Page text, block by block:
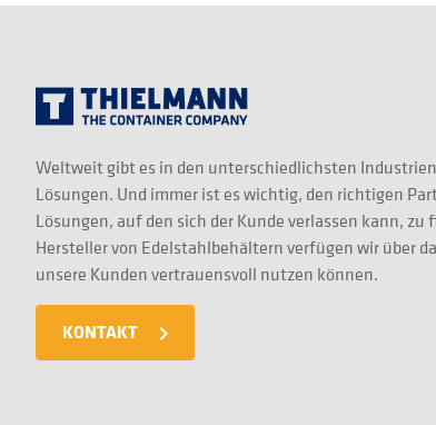
Weltweit gibt es in den unterschiedlichsten
Lösungen. Und immer ist es wichtig, den richtigen
Lösungen, auf den sich der Kunde verlassen kann,
Hersteller von Edelstahlbehältern verfügen wir über
unsere Kunden vertrauensvoll nutzen können.
KONTAKT navigate_next